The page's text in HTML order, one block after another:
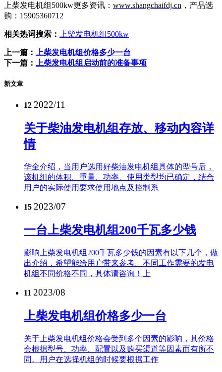
上柴发电机组500kw更多资讯： www.shangchaifdj.cn ，产品选
购：15905360712
相关热词搜索： 上柴发电机组500kw
上一篇：
上柴发电机组价格多少一台
下一篇：
上柴发电机组启动前的准备事项
新文章
12 2022/11
关于柴油发电机组存放、移动内容详
情
华全介绍，当用户选用好柴油发电机组具体的型号后，
该机组的体积、重量、功率、使用类型均已确定，结合
用户的实际使用要求使用地点及控制系
15 2023/07
一台上柴发电机组200千瓦多少钱
影响上柴发电机组200千瓦多少钱的因素有以下几个，做
出介绍，希望能给用户带来参考。不同工作需要的发电
机组不同价格不同，具体请咨询！上
11 2023/08
上柴发电机组价格多少一台
关于上柴发电机组价格会受到多个因素的影响，其价格
会根据型号、功率、配置以及购买渠道等因素而有所不
同。用户在选择机组的时候要根据工作